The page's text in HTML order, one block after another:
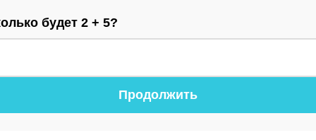
будет 2 + 5?
Продолжить